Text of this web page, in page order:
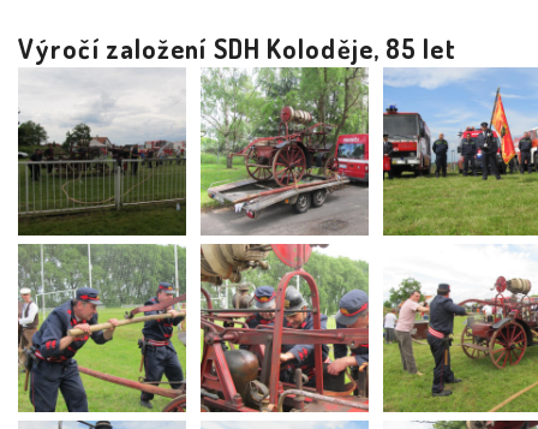
Výročí založení SDH Koloděje, 85 let